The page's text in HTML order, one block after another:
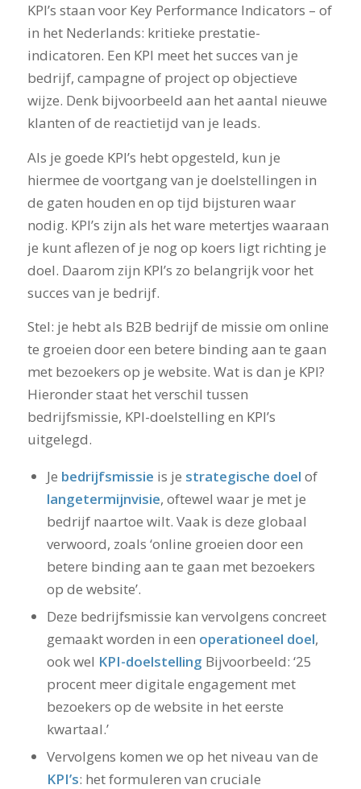
KPI’s staan voor Key Performance Indicators – of
in het Nederlands: kritieke prestatie-
indicatoren. Een KPI meet het succes van je
bedrijf, campagne of project op objectieve
wijze. Denk bijvoorbeeld aan het aantal nieuwe
klanten of de reactietijd van je leads.
Als je goede KPI’s hebt opgesteld, kun je
hiermee de voortgang van je doelstellingen in
de gaten houden en op tijd bijsturen waar
nodig. KPI’s zijn als het ware metertjes waaraan
je kunt aflezen of je nog op koers ligt richting je
doel. Daarom zijn KPI’s zo belangrijk voor het
succes van je bedrijf.
Stel: je hebt als B2B bedrijf de missie om online
te groeien door een betere binding aan te gaan
met bezoekers op je website. Wat is dan je KPI?
Hieronder staat het verschil tussen
bedrijfsmissie, KPI-doelstelling en KPI’s
uitgelegd.
Je bedrijfsmissie is je strategische doel of
langetermijnvisie, oftewel waar je met je
bedrijf naartoe wilt. Vaak is deze globaal
verwoord, zoals ‘online groeien door een
betere binding aan te gaan met bezoekers
op de website’.
Deze bedrijfsmissie kan vervolgens concreet
gemaakt worden in een operationeel doel,
ook wel KPI-doelstelling Bijvoorbeeld: ‘25
procent meer digitale engagement met
bezoekers op de website in het eerste
kwartaal.’
Vervolgens komen we op het niveau van de
KPI’s: het formuleren van cruciale